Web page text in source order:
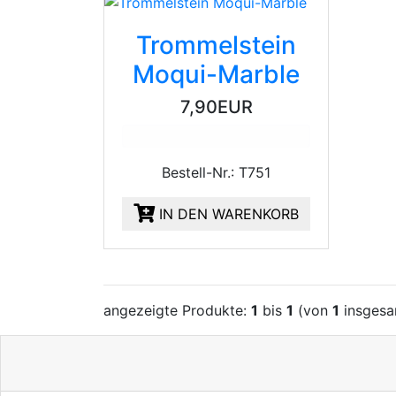
Trommelstein
Moqui-Marble
7,90EUR
Bestell-Nr.: T751
IN DEN WARENKORB
angezeigte Produkte: 1 bis 1 (von 1